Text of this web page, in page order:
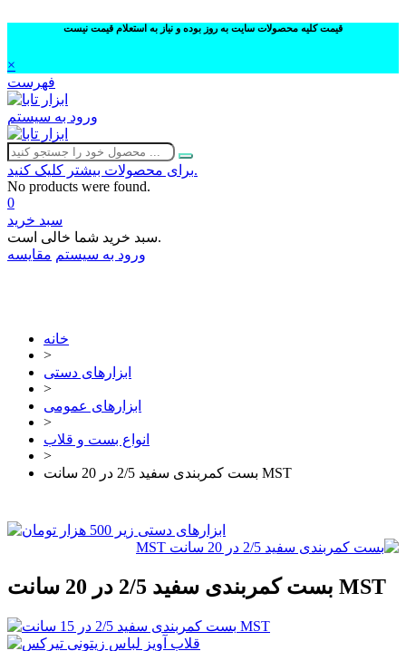
قیمت کلیه محصولات سایت به روز بوده و نیاز به استعلام قیمت نیست
×
فهرست
ورود به سیستم
برای محصولات بیشتر کلیک کنید.
No products were found.
0
سبد خرید
سبد خرید شما خالی است.
ورود به سیستم مقایسه
خانه
>
ابزارهای دستی
>
ابزارهای عمومی
>
انواع بست و قلاب
>
بست کمربندی سفید 2/5 در 20 سانت MST
بست کمربندی سفید 2/5 در 20 سانت MST